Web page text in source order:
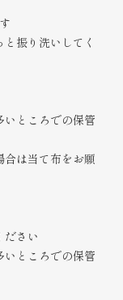
振り洗いしてく
いところでの保管
合は当て布をお願
ださい
いところでの保管